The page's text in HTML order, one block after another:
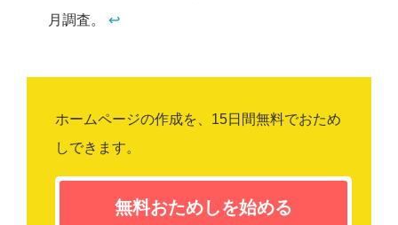
月調査。 ↩︎
ホームページの作成を、15日間無料でおため
しできます。
無料おためしを始める